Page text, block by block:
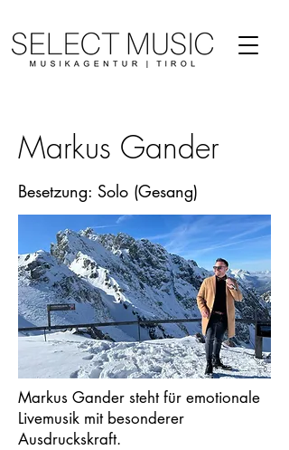
Markus Gander
Besetzung: Solo (Gesang)
Markus Gander steht für emotionale
Livemusik mit besonderer
Ausdruckskraft.